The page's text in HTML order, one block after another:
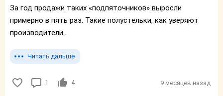
За год продажи таких «подпяточников» выросли
примерно в пять раз. Такие полустельки, как уверяют
производители...
Читать дальше
1 4 9 месяцев назад